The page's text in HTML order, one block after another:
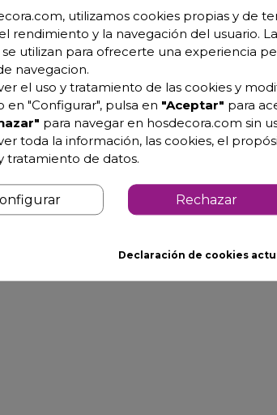
en
74-
€
utilizamos cookies propias y de
rendimiento y la navegación del usuario.
utilizan para ofrecerte una experiencia
navegacion.
el uso y tratamiento de las cookies y
en "Configurar", pulsa en "Aceptar" para
para navegar en hosdecora.com sin
toda la información, las cookies, el
tratamiento de datos.
Rechazar
Declaración de cookies